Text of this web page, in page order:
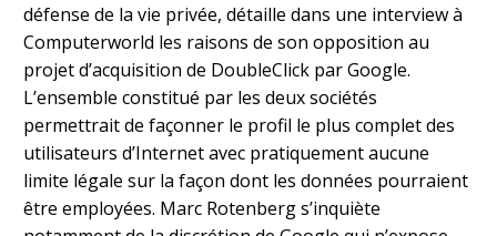
défense de la vie privée, détaille dans une interview à
Computerworld les raisons de son opposition au
projet d’acquisition de DoubleClick par Google.
L’ensemble constitué par les deux sociétés
permettrait de façonner le profil le plus complet des
utilisateurs d’Internet avec pratiquement aucune
limite légale sur la façon dont les données pourraient
être employées. Marc Rotenberg s’inquiète